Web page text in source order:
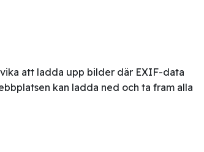
att ladda upp bilder där EXIF-data
kan ladda ned och ta fram alla